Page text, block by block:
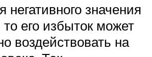
негативного значения
то его избыток может
воздействовать на